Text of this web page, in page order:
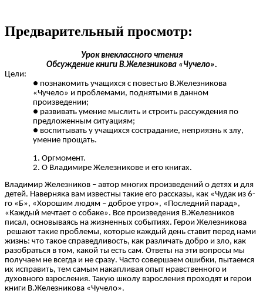
Предварительный просмотр:
Урок внеклассного чтения
Обсуждение книги В.Железникова «Чучело».
Цели:
познакомить учащихся с повестью В.Железникова
«Чучело» и проблемами, поднятыми в данном
произведении;
развивать умение мыслить и строить рассуждения по
предложенным ситуациям;
воспитывать у учащихся сострадание, неприязнь к злу,
умение прощать.
Оргмомент.
О Владимире Железникове и его книгах.
Владимир Железников – автор многих произведений о детях и для
детей. Наверняка вам известны такие его рассказы, как «Чудак из 6-
го «Б», «Хорошим людям – доброе утро», «Последний парад»,
«Каждый мечтает о собаке». Все произведения В.Железников
писал, основываясь на жизненных событиях. Герои Железникова
решают такие проблемы, которые каждый день ставит перед нами
жизнь: что такое справедливость, как различать добро и зло, как
разобраться в том, какой ты есть сам. Ответы на эти вопросы мы
получаем не всегда и не сразу. Часто совершаем ошибки, пытаемся
их исправить, тем самым накапливая опыт нравственного и
духовного взросления. Такую школу взросления проходят и герои
книги В.Железникова «Чучело».